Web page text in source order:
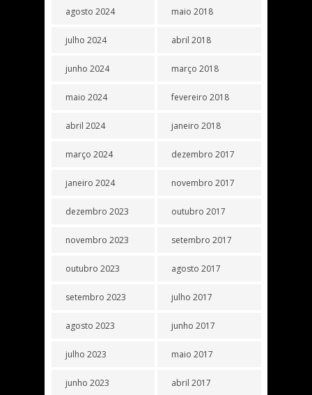
agosto 2024
julho 2024
junho 2024
maio 2024
abril 2024
março 2024
janeiro 2024
dezembro 2023
novembro 2023
outubro 2023
setembro 2023
agosto 2023
julho 2023
junho 2023
maio 2018
abril 2018
março 2018
fevereiro 2018
janeiro 2018
dezembro 2017
novembro 2017
outubro 2017
setembro 2017
agosto 2017
julho 2017
junho 2017
maio 2017
abril 2017